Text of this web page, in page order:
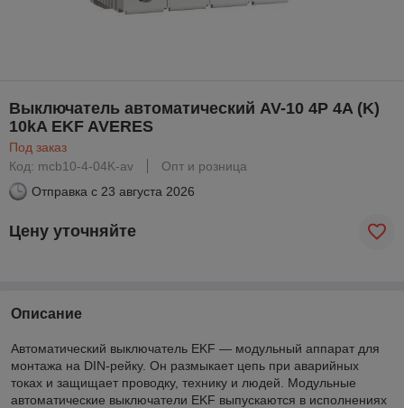
Выключатель автоматический AV-10 4P 4A (K)
10kA EKF AVERES
Под заказ
Код: mcb10-4-04K-av
Опт и розница
Отправка с 23 августа 2026
Цену уточняйте
Описание
Автоматический выключатель EKF — модульный аппарат для
монтажа на DIN-рейку. Он размыкает цепь при аварийных
токах и защищает проводку, технику и людей. Модульные
автоматические выключатели EKF выпускаются в исполнениях